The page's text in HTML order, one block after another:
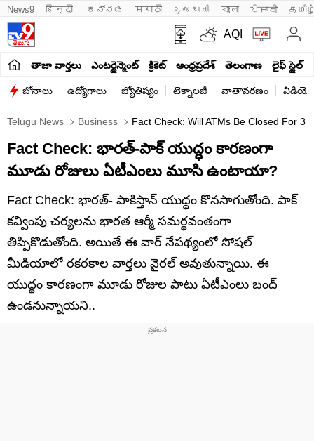
News9 हिन्दी ಕನ್ನಡ मराठी ગુજરાતી বাংলা ਪੰਜਾਬੀ
AQI
తాజా వార్తలు ఎంటర్టైన్మెంట్ క్రికెట్ ఆంధ్రప్రదేశ్ తెలంగాణ లైఫ్ స్టైల్
బోనాలు ఉద్యోగాలు జ్యోతిష్యం టెక్నాలజీ వాతావరణం
Telugu News Business Fact Check: Will ATMs Be Closed For 3
Fact Check: భారత్-పాక్ యుద్ధం కారణంగా
మూడు రోజులు ఏటీఎంలు మూసి ఉంటాయా?
Fact Check: భారత్‌- పాకిస్తాన్‌ యుద్ధం కొనసాగుతోంది. పాక్‌
కవ్వింపు చర్యలను భారత ఆర్మీ సమర్ధవంతంగా
తిప్పికొడుతోంది. అయితే ఈ వార్‌ నేపథ్యంలో సోషల్‌
మీడియాలో రకరకాల వార్తలు వైరల్ అవుతున్నాయి. ఈ
యుద్ధం కారణంగా మూడు రోజుల పాటు ఏటీఎంలు బంద్‌
ఉండనున్నాయని..